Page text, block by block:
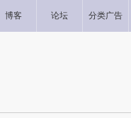
博客 论坛 分类广告